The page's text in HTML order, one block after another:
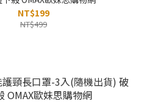
NT$199
NT$499